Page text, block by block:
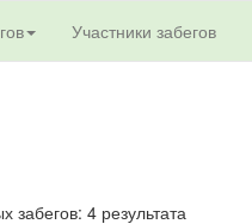
Участники забегов
4 результата